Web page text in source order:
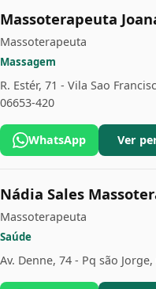
Massoterapeuta
Massoterapeuta
Massagem
R. Estér, 71 - Vila Sao
06653-420
WhatsApp Ver
Nádia Sales
Massoterapeuta
Saúde
Av. Denne, 74 - Pq são